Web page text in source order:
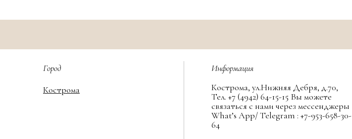
Город
Кострома
Информация
Кострома, ул.Нижняя Дебря, д.70,
Тел. +7 (4942) 64-15-15 Вы можете
связаться с нами через мессенджеры
What’s App/ Telegram : +7-953-658-30-
64